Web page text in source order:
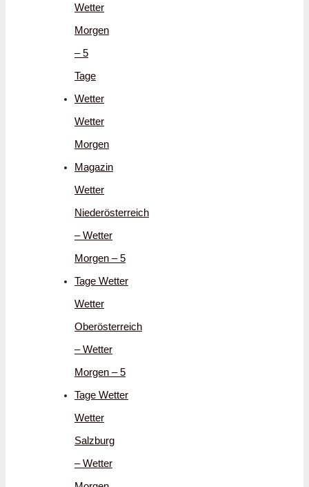
Wetter
Morgen
– 5
Tage
Wetter
Wetter
Morgen
Magazin
Wetter
Niederösterreich
– Wetter
Morgen – 5
Tage Wetter
Wetter
Oberösterreich
– Wetter
Morgen – 5
Tage Wetter
Wetter
Salzburg
– Wetter